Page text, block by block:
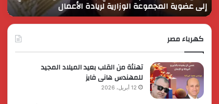
إلى
عضوية
المجموعة
الوزارية
إلى عضوية المجموعة الوزارية لريادة الأعمال
كهرباء مصر
تهنئة من القلب بعيد الميلاد المجيد
للمهندس هانى فايز
12 أبريل، 2026